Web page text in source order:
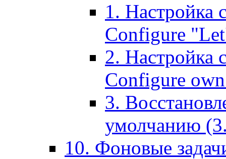
1. Настройка
Configure
2. Настройка
Configure
3.
умолчанию
10. Фоновые